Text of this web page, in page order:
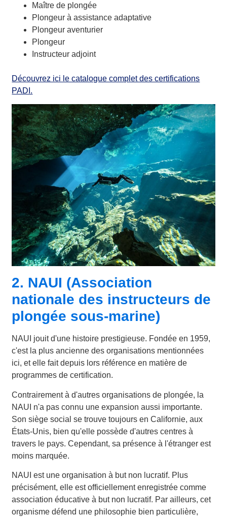
Maître de plongée
Plongeur à assistance adaptative
Plongeur aventurier
Plongeur
Instructeur adjoint
Découvrez ici le catalogue complet des certifications
PADI.
2. NAUI (Association
nationale des instructeurs de
plongée sous-marine)
NAUI jouit d'une histoire prestigieuse. Fondée en 1959,
c'est la plus ancienne des organisations mentionnées
ici, et elle fait depuis lors référence en matière de
programmes de certification.
Contrairement à d'autres organisations de plongée, la
NAUI n'a pas connu une expansion aussi importante.
Son siège social se trouve toujours en Californie, aux
États-Unis, bien qu'elle possède d'autres centres à
travers le pays. Cependant, sa présence à l'étranger est
moins marquée.
NAUI est une organisation à but non lucratif. Plus
précisément, elle est officiellement enregistrée comme
association éducative à but non lucratif. Par ailleurs, cet
organisme défend une philosophie bien particulière,